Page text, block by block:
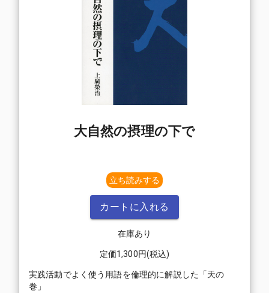
大自然の摂理の下で
立ち読みする
カートに入れる
在庫あり
定価1,300円(税込)
実践活動でよく使う用語を倫理的に解説した「天の
巻」